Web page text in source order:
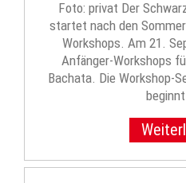
Foto: privat Der
startet nach den
Workshops. Am 21.
Anfänger-Workshops
Bachata. Die Workshop-